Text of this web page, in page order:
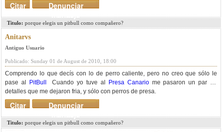
Denunciar
mensaje
Citar
Titulo: porque elegis un pitbull como compañero?
Anitarvs
Antiguo Usuario
Publicado: Sunday 01 de August de 2010, 18:00
Comprendo lo que decís con lo de perro caliente, pero no creo que sólo le
pase al
PitBull Cuando yo tuve al Presa Canariome pasaron un par de
detalles que me dejaron fria, y sólo con perros de presa.
Denunciar
mensaje
Citar
Titulo: porque elegis un pitbull como compañero?